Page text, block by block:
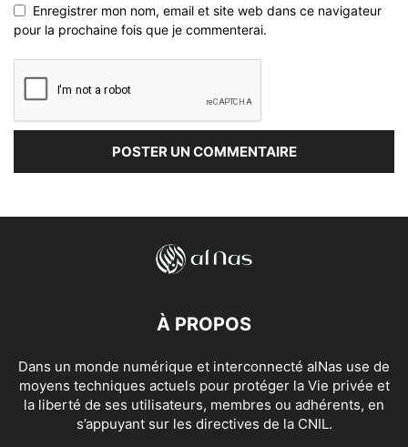
Enregistrer mon nom, email et site web dans ce navigateur
pour la prochaine fois que je commenterai.
À PROPOS
Dans un monde numérique et interconnecté alNas use de
moyens techniques actuels pour protéger la Vie privée et
la liberté de ses utilisateurs, membres ou adhérents, en
s’appuyant sur les directives de la CNIL.